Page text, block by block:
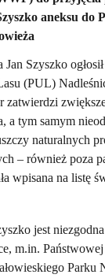
aneksu do
Szyszko
(PUL)
zatwierdzi
a tym samym
naturalnych
– również poza
wpisana na listę
jest
m.in.
Parku